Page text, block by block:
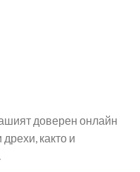
доверен онлайн
както и